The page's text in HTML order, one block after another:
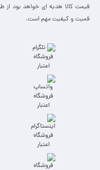
قیمت کالا هدیه ای خواهد بود از
قمیت و کیفیت مهم است.